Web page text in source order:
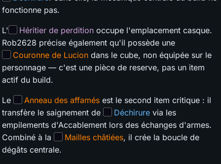
fonctionne pas.
L' Héritier de perdition occupe l'emplacement casque.
Rob2628 précise également qu'il possède une
Couronne de Lucion dans le cube, non équipée sur le
personnage — c'est une pièce de reserve, pas un item
actif du build.
Le Anneau des affamés est le second item critique : il
transfère le saignement de
Déchirure via les
empilements d'Accablement lors des échanges d'armes.
Combiné à la
Mailles châtiées, il crée la boucle de
dégâts centrale.